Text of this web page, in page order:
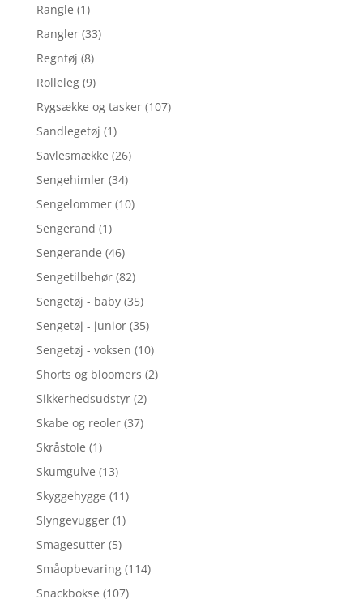
Rangle (1)
Rangler (33)
Regntøj (8)
Rolleleg (9)
Rygsække og tasker (107)
Sandlegetøj (1)
Savlesmække (26)
Sengehimler (34)
Sengelommer (10)
Sengerand (1)
Sengerande (46)
Sengetilbehør (82)
Sengetøj - baby (35)
Sengetøj - junior (35)
Sengetøj - voksen (10)
Shorts og bloomers (2)
Sikkerhedsudstyr (2)
Skabe og reoler (37)
Skråstole (1)
Skumgulve (13)
Skyggehygge (11)
Slyngevugger (1)
Smagesutter (5)
Småopbevaring (114)
Snackbokse (107)